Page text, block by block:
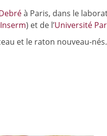
à Paris, dans le
Inserm) et de l’Université
et le raton nouveau-nés.